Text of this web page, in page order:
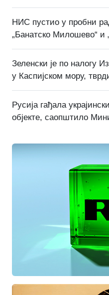
НИС пустио у пробни
„Банатско Милошево“ и
Зеленски је по налогу
у Каспијском мору,
Русија гађала
објекте, саопштило